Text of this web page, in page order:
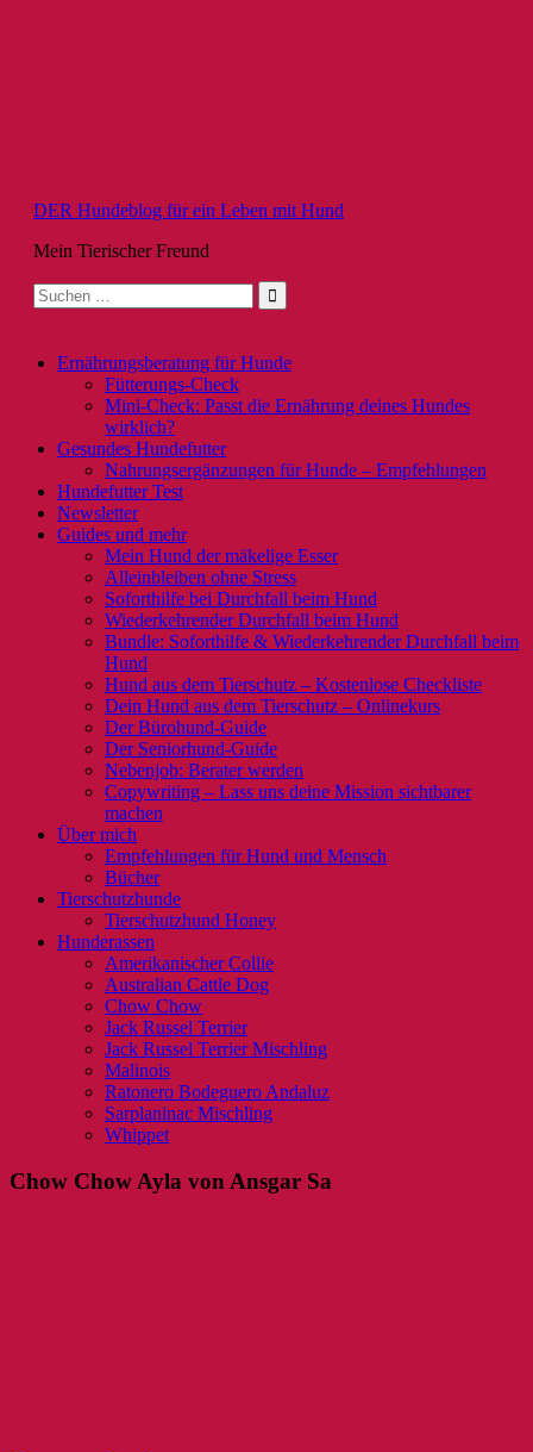
DER Hundeblog für ein Leben mit Hund
Mein Tierischer Freund
Suche
nach:
Ernährungsberatung für Hunde
Fütterungs-Check
Mini-Check: Passt die Ernährung deines Hundes
wirklich?
Gesundes Hundefutter
Nahrungsergänzungen für Hunde – Empfehlungen
Hundefutter Test
Newsletter
Guides und mehr
Mein Hund der mäkelige Esser
Alleinbleiben ohne Stress
Soforthilfe bei Durchfall beim Hund
Wiederkehrender Durchfall beim Hund
Bundle: Soforthilfe & Wiederkehrender Durchfall beim
Hund
Hund aus dem Tierschutz – Kostenlose Checkliste
Dein Hund aus dem Tierschutz – Onlinekurs
Der Bürohund-Guide
Der Seniorhund-Guide
Nebenjob: Berater werden
Copywriting – Lass uns deine Mission sichtbarer
machen
Über mich
Empfehlungen für Hund und Mensch
Bücher
Tierschutzhunde
Tierschutzhund Honey
Hunderassen
Amerikanischer Collie
Australian Cattle Dog
Chow Chow
Jack Russel Terrier
Jack Russel Terrier Mischling
Malinois
Ratonero Bodeguero Andaluz
Sarplaninac Mischling
Whippet
Chow Chow Ayla von Ansgar Sa